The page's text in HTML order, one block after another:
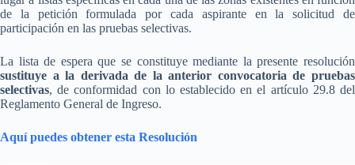
de la petición formulada por cada aspirante en la solicitud de
participación en las pruebas selectivas.
La lista de espera que se constituye mediante la presente resolución
sustituye a la derivada de la anterior convocatoria de pruebas
selectivas, de conformidad con lo establecido en el artículo 29.8 del
Reglamento General de Ingreso.
Aquí puedes obtener esta Resolución